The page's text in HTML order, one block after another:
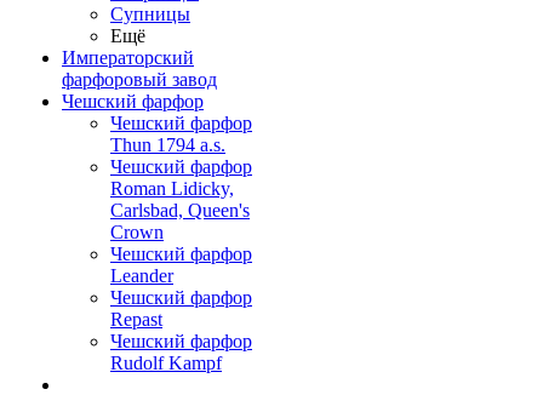
Супницы
Ещё
Императорский
фарфоровый завод
Чешский фарфор
Чешский фарфор
Thun 1794 a.s.
Чешский фарфор
Roman Lidicky,
Carlsbad, Queen's
Crown
Чешский фарфор
Leander
Чешский фарфор
Repast
Чешский фарфор
Rudolf Kampf